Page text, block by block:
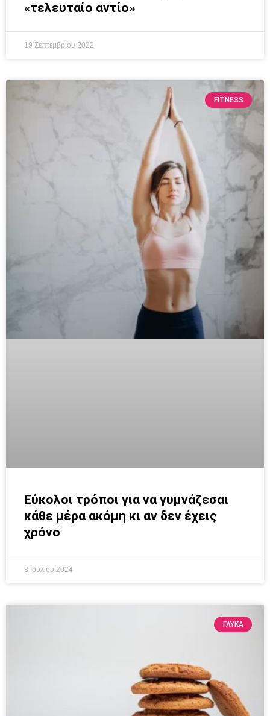
«τελευταίο αντίο»
19 Σεπτεμβρίου 2022
FITNESS
Εύκολοι τρόποι για να γυμνάζεσαι
κάθε μέρα ακόμη κι αν δεν έχεις
χρόνο
8 Ιουλίου 2024
ΓΛΥΚΆ